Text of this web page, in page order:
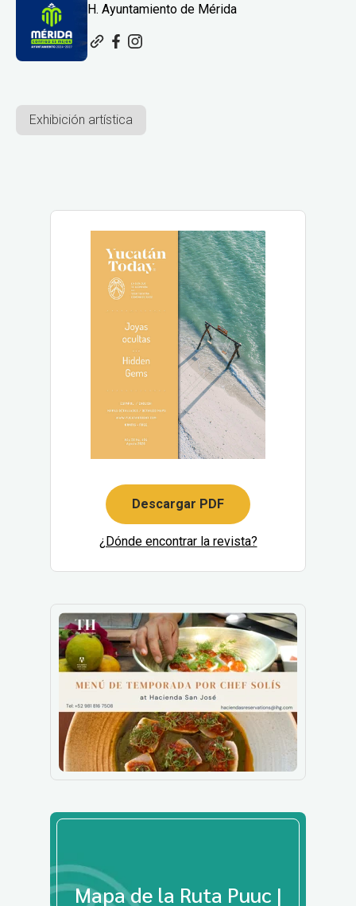
H. Ayuntamiento de Mérida
Exhibición artística
Descargar PDF
¿Dónde encontrar la revista?
Mapa de la Ruta Puuc |